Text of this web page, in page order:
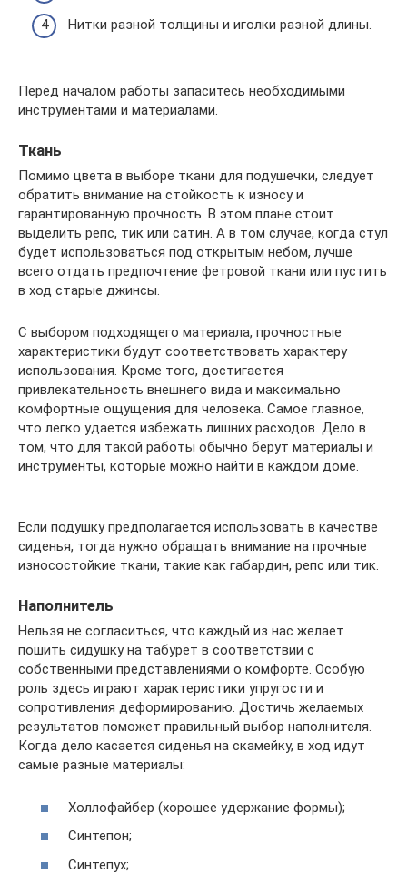
Нитки разной толщины и иголки разной длины.
Перед началом работы запаситесь необходимыми
инструментами и материалами.
Ткань
Помимо цвета в выборе ткани для подушечки, следует
обратить внимание на стойкость к износу и
гарантированную прочность. В этом плане стоит
выделить репс, тик или сатин. А в том случае, когда стул
будет использоваться под открытым небом, лучше
всего отдать предпочтение фетровой ткани или пустить
в ход старые джинсы.
С выбором подходящего материала, прочностные
характеристики будут соответствовать характеру
использования. Кроме того, достигается
привлекательность внешнего вида и максимально
комфортные ощущения для человека. Самое главное,
что легко удается избежать лишних расходов. Дело в
том, что для такой работы обычно берут материалы и
инструменты, которые можно найти в каждом доме.
Если подушку предполагается использовать в качестве
сиденья, тогда нужно обращать внимание на прочные
износостойкие ткани, такие как габардин, репс или тик.
Наполнитель
Нельзя не согласиться, что каждый из нас желает
пошить сидушку на табурет в соответствии с
собственными представлениями о комфорте. Особую
роль здесь играют характеристики упругости и
сопротивления деформированию. Достичь желаемых
результатов поможет правильный выбор наполнителя.
Когда дело касается сиденья на скамейку, в ход идут
самые разные материалы:
Холлофайбер (хорошее удержание формы);
Синтепон;
Синтепух;